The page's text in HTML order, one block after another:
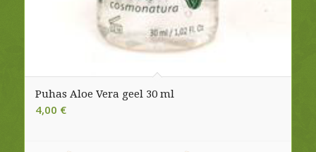
Puhas Aloe Vera geel 30 ml
4,00 €